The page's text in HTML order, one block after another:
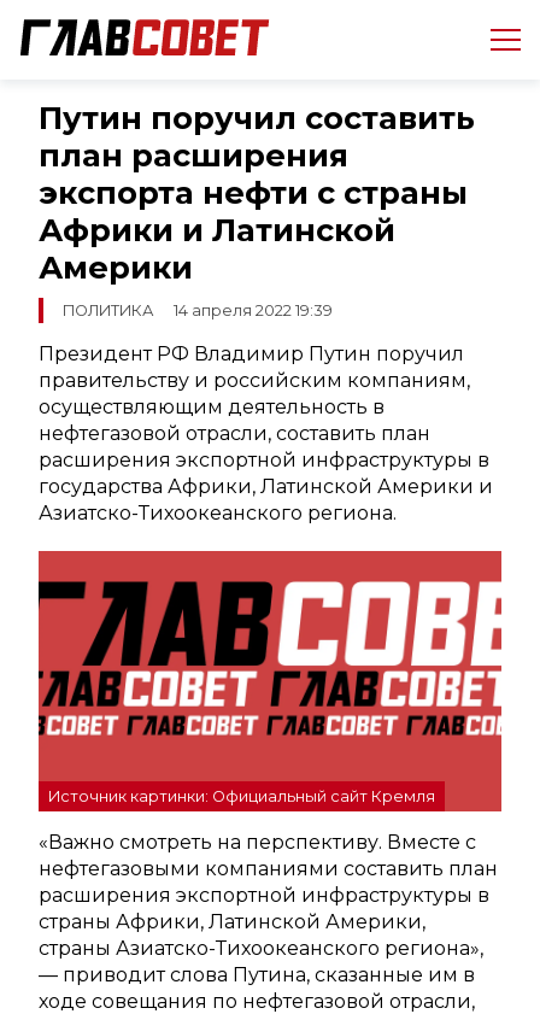
Путин поручил составить
план расширения
экспорта нефти с страны
Африки и Латинской
Америки
ПОЛИТИКА 14 апреля 2022 19:39
Президент РФ Владимир Путин поручил
правительству и российским компаниям,
осуществляющим деятельность в
нефтегазовой отрасли, составить план
расширения экспортной инфраструктуры в
государства Африки, Латинской Америки и
Азиатско-Тихоокеанского региона.
Источник картинки: Официальный сайт Кремля
«Важно смотреть на перспективу. Вместе с
нефтегазовыми компаниями составить план
расширения экспортной инфраструктуры в
страны Африки, Латинской Америки,
страны Азиатско-Тихоокеанского региона»,
— приводит слова Путина, сказанные им в
ходе совещания по нефтегазовой отрасли,